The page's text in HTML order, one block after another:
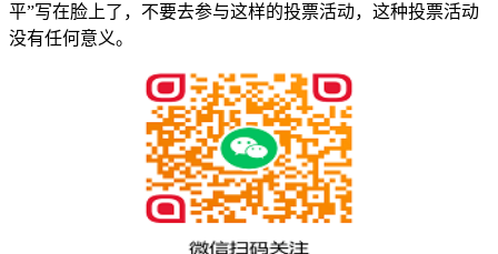
平”写在脸上了，不要去参与这样的投票活动，这种投票活动
没有任何意义。